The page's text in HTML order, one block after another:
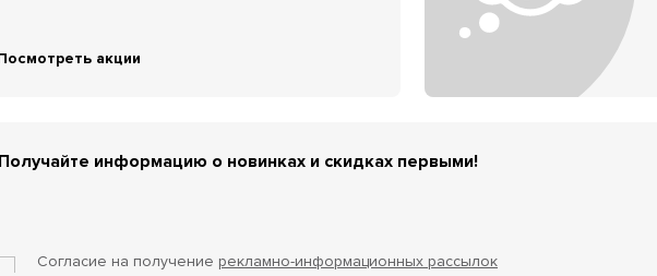
акции
Получайте информацию о новинках и скидках первыми!
Согласие на получение рекламно-информационных рассылок